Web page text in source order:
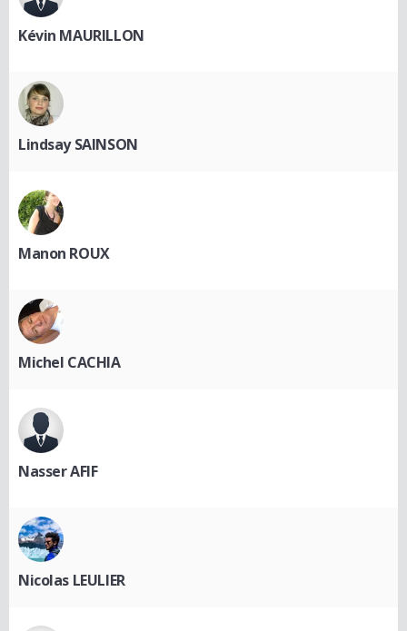
Kévin MAURILLON
Lindsay SAINSON
Manon ROUX
Michel CACHIA
Nasser AFIF
Nicolas LEULIER